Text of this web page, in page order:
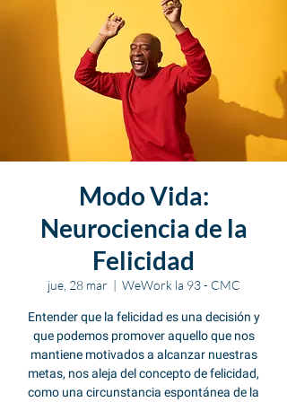
Modo Vida:
Neurociencia de la
Felicidad
jue, 28 mar
  |
WeWork la 93 - CMC
Entender que la felicidad es una decisión y
que podemos promover aquello que nos
mantiene motivados a alcanzar nuestras
metas, nos aleja del concepto de felicidad,
como una circunstancia espontánea de la